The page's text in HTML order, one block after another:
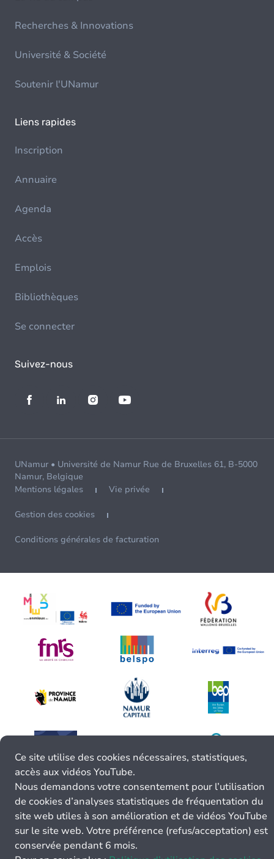
Recherches & Innovations
Université & Société
Soutenir l'UNamur
Liens rapides
Inscription
Annuaire
Agenda
Accès
Emplois
Bibliothèques
Se connecter
Suivez-nous
UNamur • Université de Namur Rue de Bruxelles 61, B-5000
Namur, Belgique
Mentions légales
Vie privée
Gestion des cookies
Conditions générales de facturation
Ce site utilise des cookies nécessaires, statistiques,
accès aux vidéos YouTube.
Nous demandons votre consentement pour l’utilisation
de cookies d’analyses statistiques de fréquentation du
site web utiles à son amélioration et de vidéos YouTube
sur le site web. Votre préférence (refus/acceptation) est
conservée pendant 6 mois.